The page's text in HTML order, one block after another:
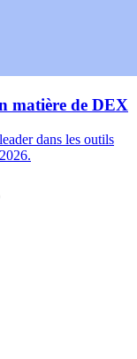
matière de DEX
dans les outils